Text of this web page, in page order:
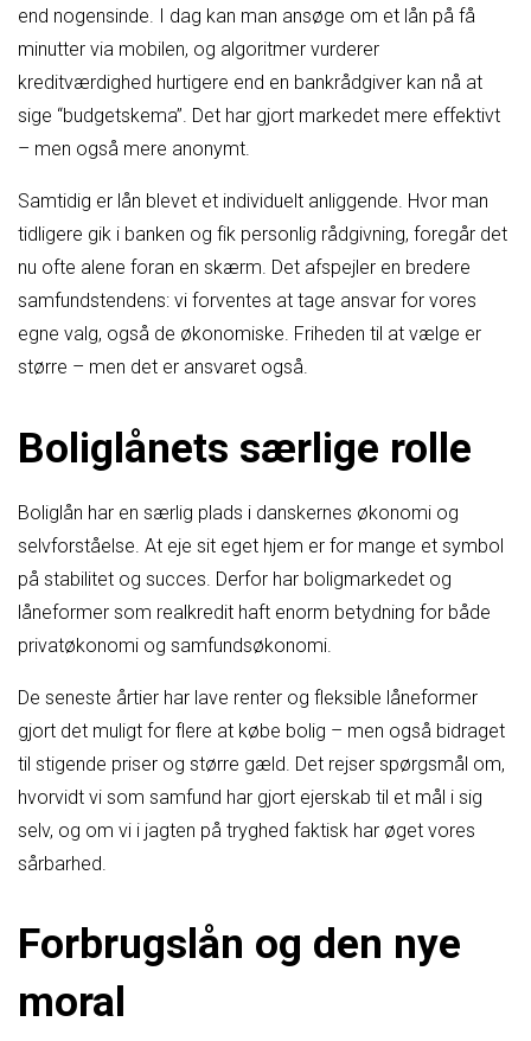
end nogensinde. I dag kan man ansøge om et lån på få
minutter via mobilen, og algoritmer vurderer
kreditværdighed hurtigere end en bankrådgiver kan nå at
sige “budgetskema”. Det har gjort markedet mere effektivt
– men også mere anonymt.
Samtidig er lån blevet et individuelt anliggende. Hvor man
tidligere gik i banken og fik personlig rådgivning, foregår det
nu ofte alene foran en skærm. Det afspejler en bredere
samfundstendens: vi forventes at tage ansvar for vores
egne valg, også de økonomiske. Friheden til at vælge er
større – men det er ansvaret også.
Boliglånets særlige rolle
Boliglån har en særlig plads i danskernes økonomi og
selvforståelse. At eje sit eget hjem er for mange et symbol
på stabilitet og succes. Derfor har boligmarkedet og
låneformer som realkredit haft enorm betydning for både
privatøkonomi og samfundsøkonomi.
De seneste årtier har lave renter og fleksible låneformer
gjort det muligt for flere at købe bolig – men også bidraget
til stigende priser og større gæld. Det rejser spørgsmål om,
hvorvidt vi som samfund har gjort ejerskab til et mål i sig
selv, og om vi i jagten på tryghed faktisk har øget vores
sårbarhed.
Forbrugslån og den nye
moral